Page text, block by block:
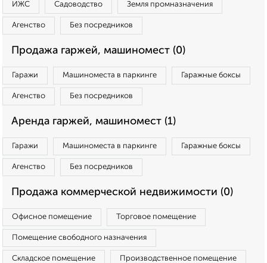
ИЖС Садоводство Земля промназначения
Агенство Без посредников
Продажа гаржей, машиномест (0)
Гаражи Машиноместа в паркинге Гаражные боксы
Агенство Без посредников
Аренда гаржей, машиномест (1)
Гаражи Машиноместа в паркинге Гаражные боксы
Агенство Без посредников
Продажа коммерческой недвижимости (0)
Офисное помещение Торговое помещение
Помещение свободного назначения
Складское помещение Производственное помещение